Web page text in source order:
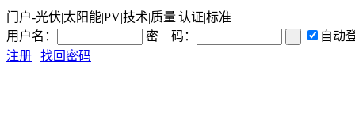
门户-光伏|太阳能|PV|技术|质量|认证|标准
用户名：
密 码：
自动
注册 | 找回密码